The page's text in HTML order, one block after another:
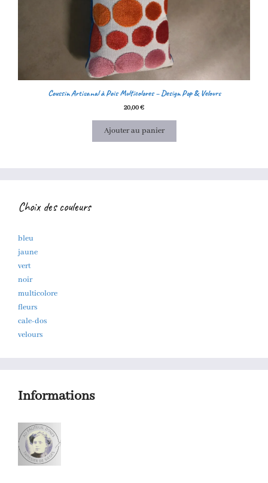
Coussin Artisanal à Pois Multicolores – Design Pop & Velours
20,00€
Ajouter au panier
Choix des couleurs
bleu
jaune
vert
noir
multicolore
fleurs
cale-dos
velours
Informations